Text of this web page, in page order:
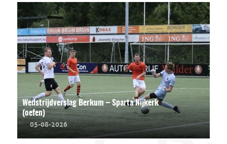
Wedstrijdverslag Berkum – Sparta Nijkerk
(oefen)
05-08-2026